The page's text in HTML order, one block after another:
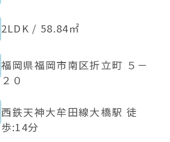
2LDK / 58.84㎡
福岡県福岡市南区折立町 ５－
２０
西鉄天神大牟田線大橋駅 徒
歩:14分